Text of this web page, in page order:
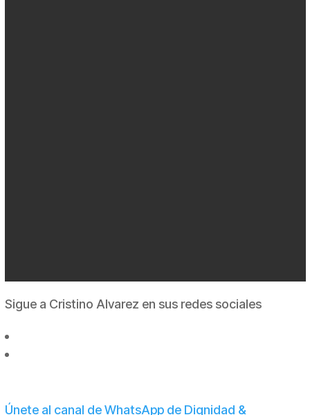
Sigue a Cristino Alvarez en sus redes sociales
Únete al canal de WhatsApp de Dignidad &